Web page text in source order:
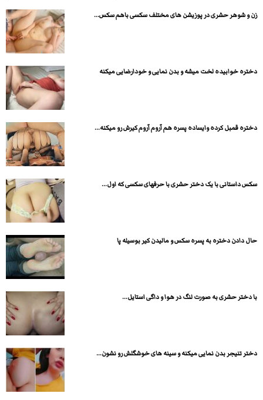
زن و شوهر حشری در پوزیشن های مختلف سکسی باهم سکس...
دختره خوابیده لخت میشه و بدن نمایی و خودارضایی میکنه
دختره قمبل کرده وایساده پسره هم آروم آروم کیرش رو میکنه...
سکس داستانی با یک دختر حشری با حرفهای سکسی که اول...
حال دادن دختره به پسره سکس و مالیدن کیر بوسیله پا
با دختر حشری به صورت لنگ در هوا و داگی استایل...
دختر تنیجر بدن نمایی میکنه و سینه های خوشگلش رو نشون...